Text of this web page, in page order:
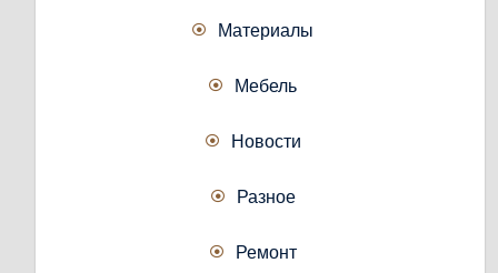
Материалы
Мебель
Новости
Разное
Ремонт